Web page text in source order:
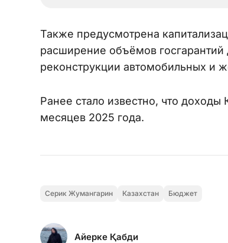
Также предусмотрена
расширение объёмов госгарантий
реконструкции автомобильных и
Ранее стало известно, что доходы
месяцев 2025 года.
Серик Жумангарин Казахстан Бюджет
Айерке Қабди